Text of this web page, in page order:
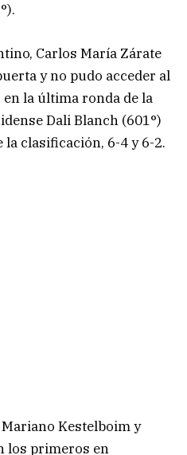
Carlos María Zárate
y no pudo acceder al
la última ronda de la
Dali Blanch (601°)
clasificación, 6-4 y 6-2.
Kestelboim y
los primeros en